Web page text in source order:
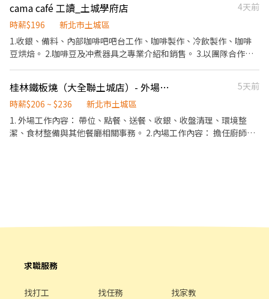
現作提供美味可口的日本國民美食-牛丼/咖哩，並以舒適衛生的用
餐環境、熱情用心的服務態度、平實親民的誠懇價格，強調食品安
受用餐的樂趣。
泰土城科技大樓) . ▒▒ 工作內容 ▒▒ - 開店準備、餐點備料 - 點
餐、收銀與顧客服務 - 咖啡飲品製作 - 維護店務環境清潔 - 簡易機械
設備操作與保養 - 其他主管交辦事項 . ▒▒ 進階工作內容 ▒▒ ※每
擔任一個類別負責人，調升一次。 ex.基本時薪$200元，擔任一個類
本身有喝咖啡習慣 - 具責任感、服務熱忱 - 主動積極學習、反應快 -
能穩定長期配合 . . 品卷咖啡創立於2020年，致力於提供快速便利的
啡。隨著口碑相傳也累績許多顧客的支持與信賴。我們正在找尋工
作夥伴，歡迎對咖啡、餐飲有興趣的您加入我們的行列。
cama café 工讀_土城學府店
4天前
時薪$196
新北市土城區
1.收銀、備料、內部咖啡吧吧台工作、咖啡製作、冷飲製作、咖啡
豆烘焙。 2.咖啡豆及冲煮器具之專業介紹和銷售。 3.以團隊合作的
作經驗佳！ 6.需備機車及駕照 *寒暑期勿試桂林鐵板燒（大全聯土城店）- 外場兼職人員
5天前
時薪$206 ~ $236
新北市土城區
1. 外場工作內容： 帶位、點餐、送餐、收銀、收盤清理、環境整
潔、食材整備與其他餐廳相關事務。 2.內場工作內容： 擔任廚師之
求職服務
找打工 找任務 找家教